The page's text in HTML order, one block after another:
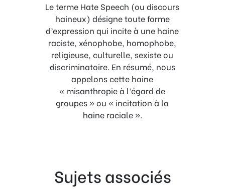
Le terme Hate Speech (ou discours
haineux) désigne toute forme
d’expression qui incite à une haine
raciste, xénophobe, homophobe,
religieuse, culturelle, sexiste ou
discriminatoire. En résumé, nous
appelons cette haine
« misanthropie à l’égard de
groupes » ou « incitation à la
haine raciale ».
Sujets associés